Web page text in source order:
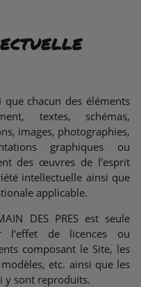
que chacun des éléments
textes, schémas,
images, photographies,
graphiques ou
des œuvres de l’esprit
intellectuelle ainsi que
applicable.
DES PRES est seule
l’effet de licences ou
composant le Site, les
etc. ainsi que les
y sont reproduits.